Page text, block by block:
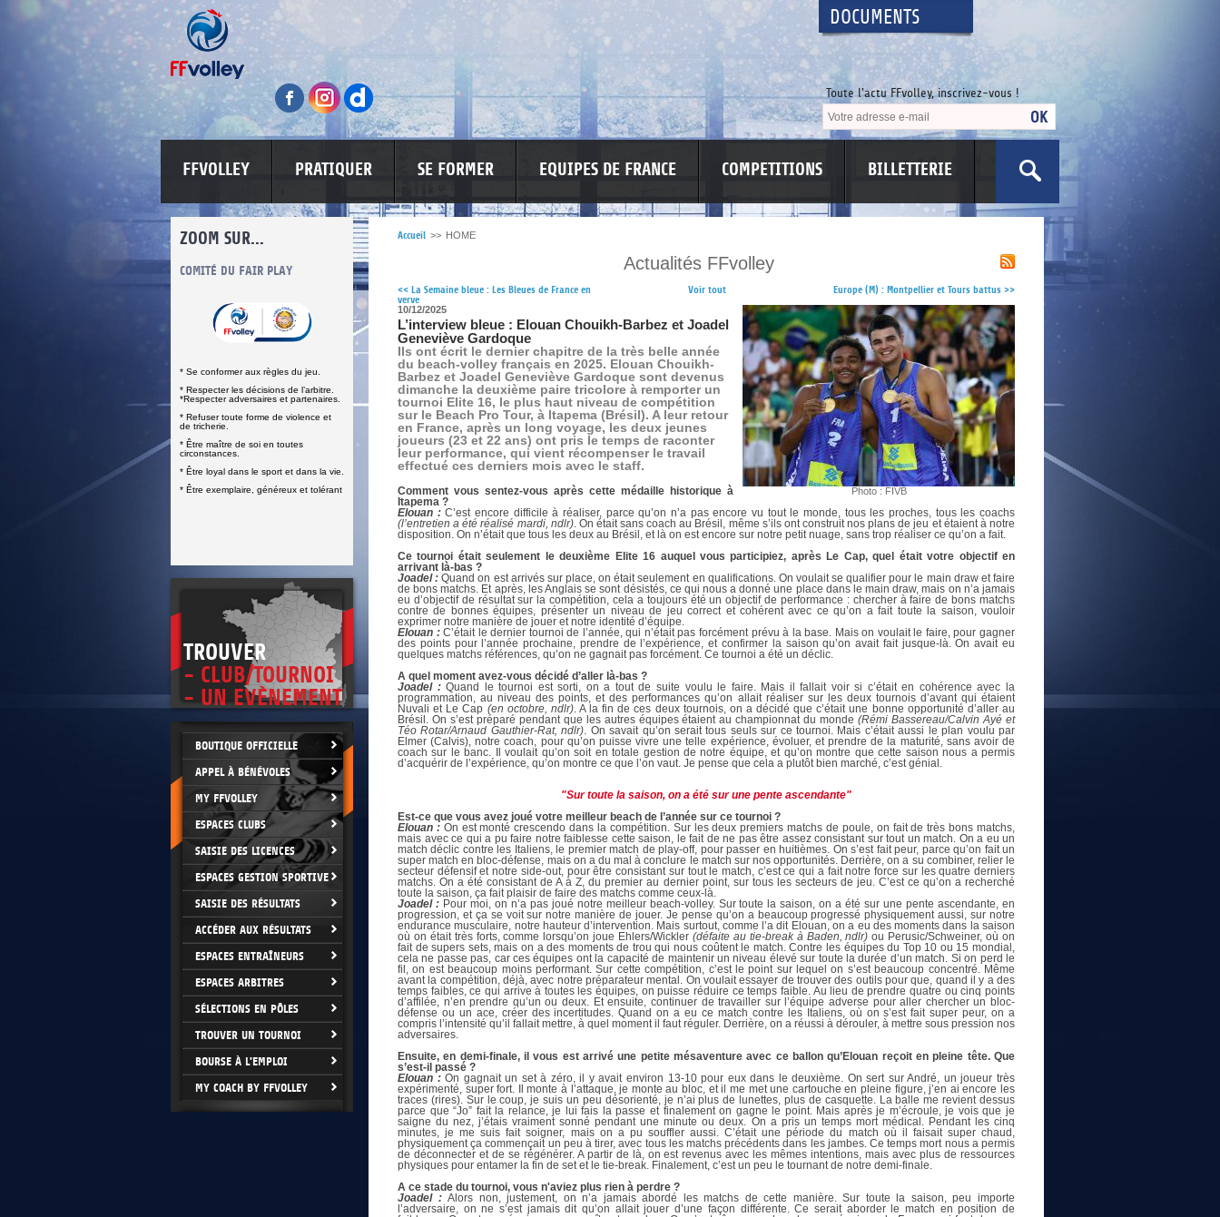
DOCUMENTS
Toute l'actu FFvolley, inscrivez-vous !
FFVOLLEY PRATIQUER SE FORMER EQUIPES DE FRANCE COMPETITIONS BILLETTERIE
ZOOM SUR...
DOCUMENTS UTILES
CLIQUEZ ICI
COMITÉ DU FAIR PLAY
* Se conformer aux règles du jeu.
* Respecter les décisions de l’arbitre.
*Respecter adversaires et partenaires.
* Refuser toute forme de violence et
de tricherie.
* Être maître de soi en toutes
circonstances.
* Être loyal dans le sport et dans la vie.
* Être exemplaire, généreux et tolérant
LUTTE CONTRE LES VIOLENCES INFORMATIONS CORONAVIRUS
DOCUMENTS UTILES
SITUATION SANITAIRE
COVID-19
CLIQUEZ ICI
TROUVER
- CLUB/TOURNOI
- UN EVÈNEMENT
BOUTIQUE OFFICIELLE
APPEL À BÉNÉVOLES
MY FFVOLLEY
ESPACES CLUBS
SAISIE DES LICENCES
ESPACES GESTION SPORTIVE
SAISIE DES RÉSULTATS
ACCÉDER AUX RÉSULTATS
ESPACES ENTRAÎNEURS
ESPACES ARBITRES
SÉLECTIONS EN PÔLES
TROUVER UN TOURNOI
BOURSE À L'EMPLOI
MY COACH BY FFVOLLEY
Accueil >> HOME
Actualités FFvolley
<< La Semaine bleue : Les Bleues de France en
verve
Voir tout Europe (M) : Montpellier et Tours battus >>
Photo : FIVB
10/12/2025
L’interview bleue : Elouan Chouikh-Barbez et Joadel
Geneviève Gardoque
Ils ont écrit le dernier chapitre de la très belle année
du beach-volley français en 2025. Elouan Chouikh-
Barbez et Joadel Geneviève Gardoque sont devenus
dimanche la deuxième paire tricolore à remporter un
tournoi Elite 16, le plus haut niveau de compétition
sur le Beach Pro Tour, à Itapema (Brésil). A leur retour
en France, après un long voyage, les deux jeunes
joueurs (23 et 22 ans) ont pris le temps de raconter
leur performance, qui vient récompenser le travail
effectué ces derniers mois avec le staff.
Comment vous sentez-vous après cette médaille historique à
Itapema ?
Elouan :C’est encore difficile à réaliser, parce qu’on n’a pas encore vu tout le monde, tous les proches, tous les coachs
(l’entretien a été réalisé mardi, ndlr). On était sans coach au Brésil, même s’ils ont construit nos plans de jeu et étaient à notre
disposition. On n’était que tous les deux au Brésil, et là on est encore sur notre petit nuage, sans trop réaliser ce qu’on a fait.
Ce tournoi était seulement le deuxième Elite 16 auquel vous participiez, après Le Cap, quel était votre objectif en
arrivant là-bas ?
Joadel :Quand on est arrivés sur place, on était seulement en qualifications. On voulait se qualifier pour le main draw et faire
de bons matchs. Et après, les Anglais se sont désistés, ce qui nous a donné une place dans le main draw, mais on n’a jamais
eu d’objectif de résultat sur la compétition, cela a toujours été un objectif de performance : chercher à faire de bons matchs
contre de bonnes équipes, présenter un niveau de jeu correct et cohérent avec ce qu’on a fait toute la saison, vouloir
exprimer notre manière de jouer et notre identité d’équipe.
Elouan :C’était le dernier tournoi de l’année, qui n’était pas forcément prévu à la base. Mais on voulait le faire, pour gagner
des points pour l’année prochaine, prendre de l’expérience, et confirmer la saison qu’on avait fait jusque-là. On avait eu
quelques matchs références, qu’on ne gagnait pas forcément. Ce tournoi a été un déclic.
A quel moment avez-vous décidé d’aller là-bas ?
Joadel :Quand le tournoi est sorti, on a tout de suite voulu le faire. Mais il fallait voir si c’était en cohérence avec la
programmation, au niveau des points, et des performances qu’on allait réaliser sur les deux tournois d’avant qui étaient
Nuvali et Le Cap (en octobre, ndlr). A la fin de ces deux tournois, on a décidé que c’était une bonne opportunité d’aller au
Brésil. On s’est préparé pendant que les autres équipes étaient au championnat du monde(Rémi Bassereau/Calvin Ayé et
Téo Rotar/Arnaud Gauthier-Rat, ndlr). On savait qu’on serait tous seuls sur ce tournoi. Mais c’était aussi le plan voulu par
Elmer (Calvis), notre coach, pour qu’on puisse vivre une telle expérience, évoluer, et prendre de la maturité, sans avoir de
coach sur le banc. Il voulait qu’on soit en totale gestion de notre équipe, et qu’on montre que cette saison nous a permis
d’acquérir de l’expérience, qu’on montre ce que l’on vaut. Je pense que cela a plutôt bien marché, c’est génial.
"Sur toute la saison, on a été sur une pente ascendante"
Est-ce que vous avez joué votre meilleur beach de l’année sur ce tournoi ?
Elouan :On est monté crescendo dans la compétition. Sur les deux premiers matchs de poule, on fait de très bons matchs,
mais avec ce qui a pu faire notre faiblesse cette saison, le fait de ne pas être assez consistant sur tout un match. On a eu un
match déclic contre les Italiens, le premier match de play-off, pour passer en huitièmes. On s’est fait peur, parce qu’on fait un
super match en bloc-défense, mais on a du mal à conclure le match sur nos opportunités. Derrière, on a su combiner, relier le
secteur défensif et notre side-out, pour être consistant sur tout le match, c’est ce qui a fait notre force sur les quatre derniers
matchs. On a été consistant de A à Z, du premier au dernier point, sur tous les secteurs de jeu. C’est ce qu’on a recherché
toute la saison, ça fait plaisir de faire des matchs comme ceux-là.
Joadel : Pour moi, on n’a pas joué notre meilleur beach-volley. Sur toute la saison, on a été sur une pente ascendante, en
progression, et ça se voit sur notre manière de jouer. Je pense qu’on a beaucoup progressé physiquement aussi, sur notre
endurance musculaire, notre hauteur d’intervention. Mais surtout, comme l’a dit Elouan, on a eu des moments dans la saison
où on était très forts, comme lorsqu’on joue Ehlers/Wickler (défaite au tie-break à Baden, ndlr) ou Perusic/Schweiner, où on
fait de supers sets, mais on a des moments de trou qui nous coûtent le match. Contre les équipes du Top 10 ou 15 mondial,
cela ne passe pas, car ces équipes ont la capacité de maintenir un niveau élevé sur toute la durée d’un match. Si on perd le
fil, on est beaucoup moins performant. Sur cette compétition, c’est le point sur lequel on s’est beaucoup concentré. Même
avant la compétition, déjà, avec notre préparateur mental. On voulait essayer de trouver des outils pour que, quand il y a des
temps faibles, ce qui arrive à toutes les équipes, on puisse réduire ce temps faible. Au lieu de prendre quatre ou cinq points
d’affilée, n’en prendre qu’un ou deux. Et ensuite, continuer de travailler sur l’équipe adverse pour aller chercher un bloc-
défense ou un ace, créer des incertitudes. Quand on a eu ce match contre les Italiens, où on s’est fait super peur, on a
compris l’intensité qu’il fallait mettre, à quel moment il faut réguler. Derrière, on a réussi à dérouler, à mettre sous pression nos
adversaires.
Ensuite, en demi-finale, il vous est arrivé une petite mésaventure avec ce ballon qu’Elouan reçoit en pleine tête. Que
s’est-il passé ?
Elouan :On gagnait un set à zéro, il y avait environ 13-10 pour eux dans le deuxième. On sert sur André, un joueur très
expérimenté, super fort. Il monte à l’attaque, je monte au bloc, et il me met une cartouche en pleine figure, j’en ai encore les
traces (rires). Sur le coup, je suis un peu désorienté, je n’ai plus de lunettes, plus de casquette. La balle me revient dessus
parce que “Jo” fait la relance, je lui fais la passe et finalement on gagne le point. Mais après je m’écroule, je vois que je
saigne du nez, j’étais vraiment sonné pendant une minute ou deux. On a pris un temps mort médical. Pendant les cinq
minutes, je me suis fait soigner, mais on a pu souffler aussi. C’était une période du match où il faisait super chaud,
physiquement ça commençait un peu à tirer, avec tous les matchs précédents dans les jambes. Ce temps mort nous a permis
de déconnecter et de se régénérer. A partir de là, on est revenus avec les mêmes intentions, mais avec plus de ressources
physiques pour entamer la fin de set et le tie-break. Finalement, c’est un peu le tournant de notre demi-finale.
A ce stade du tournoi, vous n'aviez plus rien à perdre ?
Joadel :Alors non, justement, on n’a jamais abordé les matchs de cette manière. Sur toute la saison, peu importe
l’adversaire, on ne s’est jamais dit qu’on allait jouer d’une façon différente. Ce serait aborder le match en position de